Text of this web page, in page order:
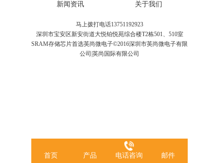
新闻资讯 关于我们
马上拨打电话13751192923
深圳市宝安区新安街道大悦铂悦苑综合楼T2栋501、510室
SRAM存储芯片首选英尚微电子©2016深圳市英尚微电子有限
公司|英尚国际有限公司
首页 产品 电话咨询 邮件